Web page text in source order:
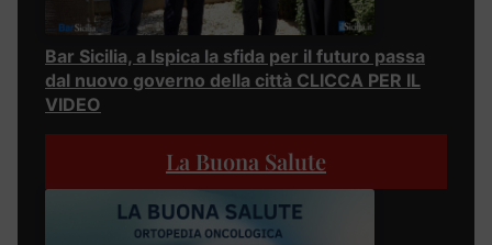
Bar Sicilia, a Ispica la sfida per il futuro passa
dal nuovo governo della città CLICCA PER IL
VIDEO
La Buona Salute